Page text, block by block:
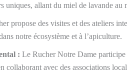
uniques, allant du miel de lavande au
propose des visites et des ateliers
notre écosystème et à l’apiculture.
: Le Rucher Notre Dame
collaborant avec des associations